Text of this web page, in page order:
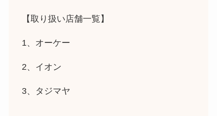
【取り扱い店舗一覧】
1、オーケー
2、イオン
3、タジマヤ